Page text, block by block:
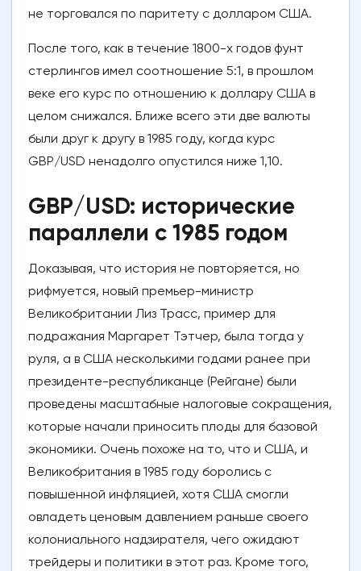
не торговался по паритету с долларом США.
После того, как в течение 1800-х годов фунт
стерлингов имел соотношение 5:1, в прошлом
веке его курс по отношению к доллару США в
целом снижался. Ближе всего эти две валюты
были друг к другу в 1985 году, когда курс
GBP/USD ненадолго опустился ниже 1,10.
GBP/USD: исторические
параллели с 1985 годом
Доказывая, что история не повторяется, но
рифмуется, новый премьер-министр
Великобритании Лиз Трасс, пример для
подражания Маргарет Тэтчер, была тогда у
руля, а в США несколькими годами ранее при
президенте-республиканце (Рейгане) были
проведены масштабные налоговые сокращения,
которые начали приносить плоды для базовой
экономики. Очень похоже на то, что и США, и
Великобритания в 1985 году боролись с
повышенной инфляцией, хотя США смогли
овладеть ценовым давлением раньше своего
колониального надзирателя, чего ожидают
трейдеры и политики в этот раз. Кроме того,